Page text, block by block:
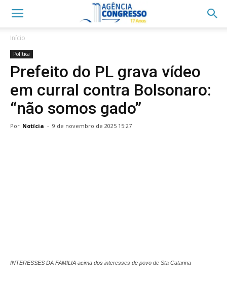
Início
Política
Prefeito do PL grava vídeo
em curral contra Bolsonaro:
“não somos gado”
Por Notícia - 9 de novembro de 2025 15:27
INTERESSES DA FAMILIA acima dos interesses de povo de Sta Catarina